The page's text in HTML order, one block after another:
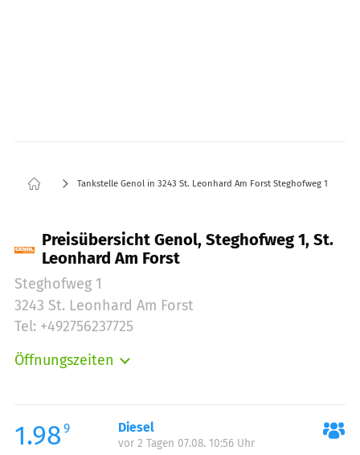
Tankstelle Genol in 3243 St. Leonhard Am Forst Steghofweg 1
Preisübersicht Genol, Steghofweg 1, St.
Leonhard Am Forst
Steghofweg 1
3243 St. Leonhard Am Forst
Tel: +492756237725
Öffnungszeiten
Dienstag:
07:30-12:00
Dienstag:
1.98 9 Diesel
vor 2 Tagen 07.08. 10:56 Uhr